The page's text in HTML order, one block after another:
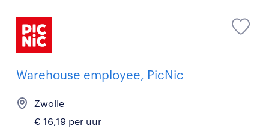
Warehouse employee, PicNic
Zwolle
€ 16,19 per uur